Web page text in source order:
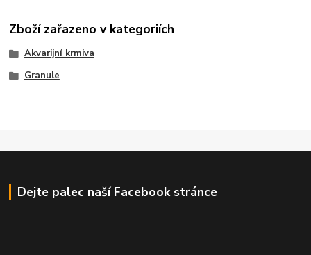
Zboží zařazeno v kategoriích
Akvarijní krmiva
Granule
Dejte palec naší Facebook stránce